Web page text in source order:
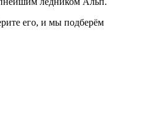
его, и мы подберём